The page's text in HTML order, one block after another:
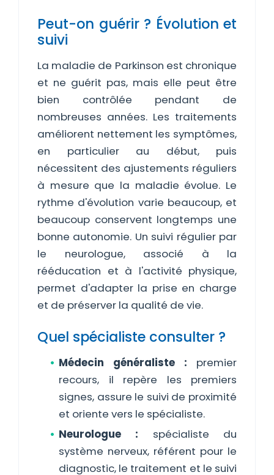
Peut-on guérir ? Évolution et
suivi
La maladie de Parkinson est chronique
et ne guérit pas, mais elle peut être
bien contrôlée pendant de
nombreuses années. Les traitements
améliorent nettement les symptômes,
en particulier au début, puis
nécessitent des ajustements réguliers
à mesure que la maladie évolue. Le
rythme d'évolution varie beaucoup, et
beaucoup conservent longtemps une
bonne autonomie. Un suivi régulier par
le neurologue, associé à la
rééducation et à l'activité physique,
permet d'adapter la prise en charge
et de préserver la qualité de vie.
Quel spécialiste consulter ?
Médecin généraliste : premier
recours, il repère les premiers
signes, assure le suivi de proximité
et oriente vers le spécialiste.
Neurologue : spécialiste du
système nerveux, référent pour le
diagnostic, le traitement et le suivi